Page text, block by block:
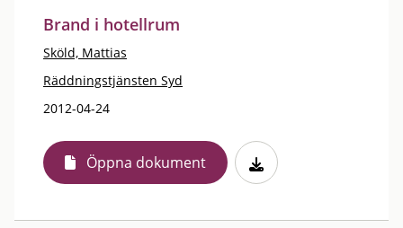
Brand i hotellrum
Sköld, Mattias
Räddningstjänsten Syd
2012-04-24
Öppna dokument